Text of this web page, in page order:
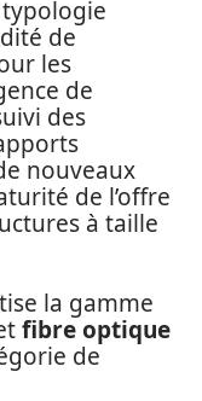
de
les
de
des
nouveaux
de l’offre
à taille
la gamme
fibre optique
de